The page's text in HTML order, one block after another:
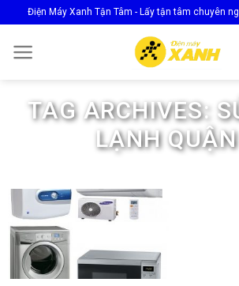
to
content
Điện Máy Xanh Tận Tâm - Lấy tận tâm chuyên
TAG ARCHIVES:
LẠNH